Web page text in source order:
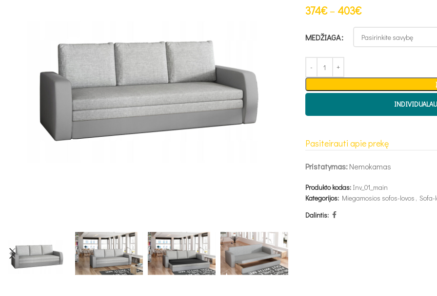
374€ – 403€
MEDŽIAGA
Pasiteirauti apie prekę
Pristatymas:Nemokamas
Produkto kodas: Inv_01_main
Kategorijos: Miegamosios sofos-lovos , Sofa-
Dalintis: